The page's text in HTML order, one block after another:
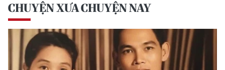
CHUYỆN XƯA CHUYỆN NAY